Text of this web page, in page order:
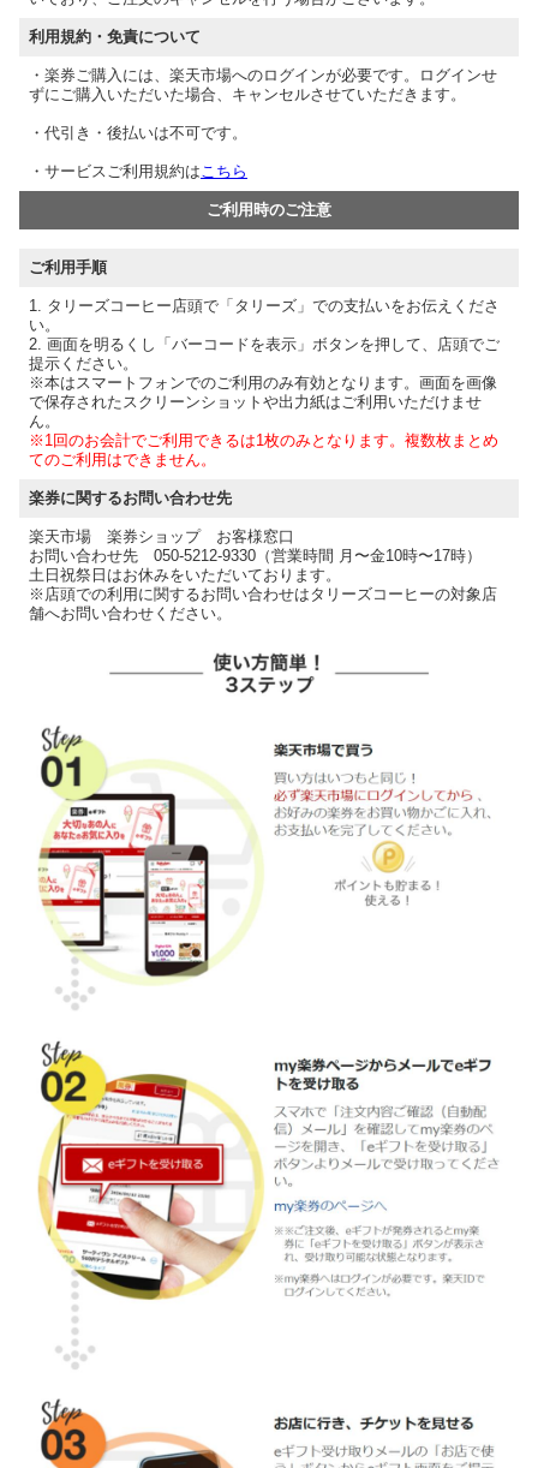
利用規約・免責について
・楽券ご購入には、楽天市場へのログインが必要です。ログインせ
ずにご購入いただいた場合、キャンセルさせていただきます。
・代引き・後払いは不可です。
・サービスご利用規約は こちら
ご利用時のご注意
ご利用手順
1. タリーズコーヒー店頭で「タリーズ」での支払いをお伝えくださ
い。
2. 画面を明るくし「バーコードを表示」ボタンを押して、店頭でご
提示ください。
※本はスマートフォンでのご利用のみ有効となります。画面を画像
で保存されたスクリーンショットや出力紙はご利用いただけませ
ん。
※1回のお会計でご利用できるは1枚のみとなります。複数枚まとめ
てのご利用はできません。
楽券に関するお問い合わせ先
楽天市場 楽券ショップ お客様窓口
お問い合わせ先 050-5212-9330（営業時間 月〜金10時〜17時）
土日祝祭日はお休みをいただいております。
※店頭での利用に関するお問い合わせはタリーズコーヒーの対象店
舗へお問い合わせください。